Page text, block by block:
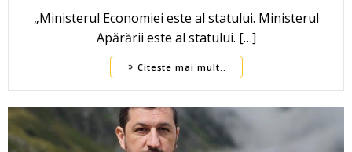
„Ministerul Economiei este al statului. Ministerul
Apărării este al statului. […]
Citește mai mult..